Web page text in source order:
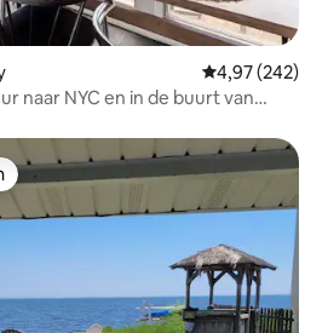
Gemiddelde
4,97 (242)
naar NYC en in de buurt van